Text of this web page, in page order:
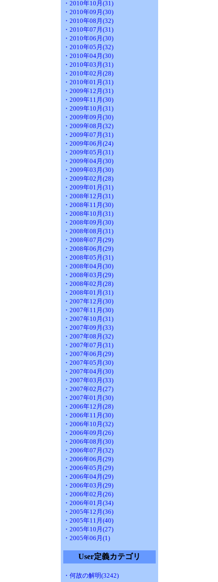
・2010年10月(31)
・2010年09月(30)
・2010年08月(32)
・2010年07月(31)
・2010年06月(30)
・2010年05月(32)
・2010年04月(30)
・2010年03月(31)
・2010年02月(28)
・2010年01月(31)
・2009年12月(31)
・2009年11月(30)
・2009年10月(31)
・2009年09月(30)
・2009年08月(32)
・2009年07月(31)
・2009年06月(24)
・2009年05月(31)
・2009年04月(30)
・2009年03月(30)
・2009年02月(28)
・2009年01月(31)
・2008年12月(31)
・2008年11月(30)
・2008年10月(31)
・2008年09月(30)
・2008年08月(31)
・2008年07月(29)
・2008年06月(29)
・2008年05月(31)
・2008年04月(30)
・2008年03月(29)
・2008年02月(28)
・2008年01月(31)
・2007年12月(30)
・2007年11月(30)
・2007年10月(31)
・2007年09月(33)
・2007年08月(32)
・2007年07月(31)
・2007年06月(29)
・2007年05月(30)
・2007年04月(30)
・2007年03月(33)
・2007年02月(27)
・2007年01月(30)
・2006年12月(28)
・2006年11月(30)
・2006年10月(32)
・2006年09月(26)
・2006年08月(30)
・2006年07月(32)
・2006年06月(29)
・2006年05月(29)
・2006年04月(29)
・2006年03月(29)
・2006年02月(26)
・2006年01月(34)
・2005年12月(36)
・2005年11月(40)
・2005年10月(27)
・2005年06月(1)
User定義カテゴリ
・何故の解明(3242)